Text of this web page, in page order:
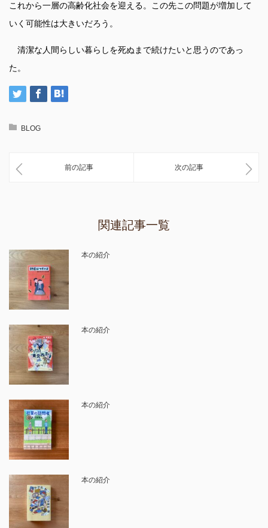
これから一層の高齢化社会を迎える。この先この問題が増加して
いく可能性は大きいだろう。
清潔な人間らしい暮らしを死ぬまで続けたいと思うのであっ
た。
BLOG
前の記事 次の記事
関連記事一覧
本の紹介
本の紹介
本の紹介
本の紹介